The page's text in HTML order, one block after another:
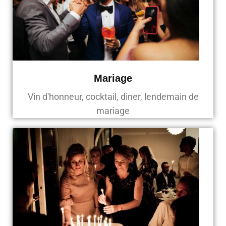
Mariage
Vin d'honneur, cocktail, diner, lendemain de
mariage